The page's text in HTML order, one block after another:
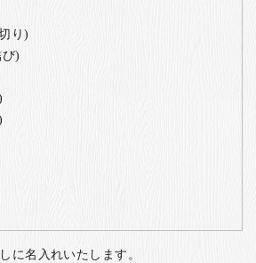
り)
)
に名入れいたします。